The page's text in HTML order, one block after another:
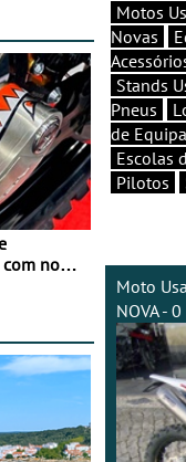
nova
Motos
Novas
Stands
Pneus
de
Escolas
Pilotos
Moto
NOVA -